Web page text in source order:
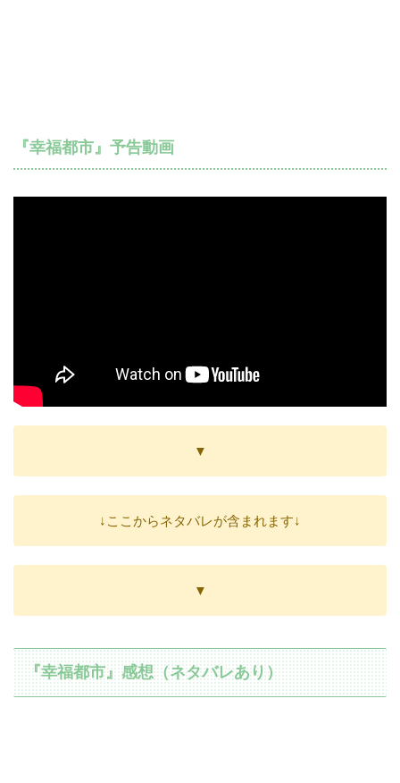
『幸福都市』予告動画
▼
↓ここからネタバレが含まれます↓
▼
『幸福都市』感想（ネタバレあり）